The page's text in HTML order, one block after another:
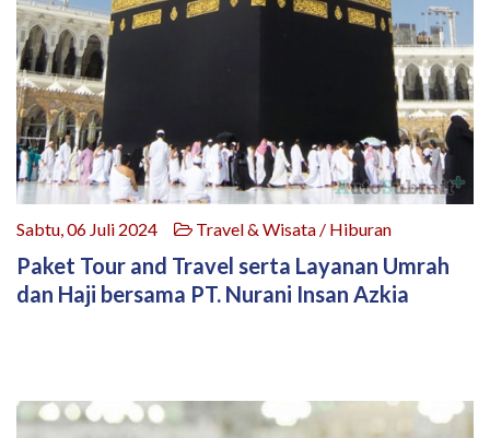
Sabtu, 06 Juli 2024 Travel & Wisata / Hiburan
Paket Tour and Travel serta Layanan Umrah
dan Haji bersama PT. Nurani Insan Azkia